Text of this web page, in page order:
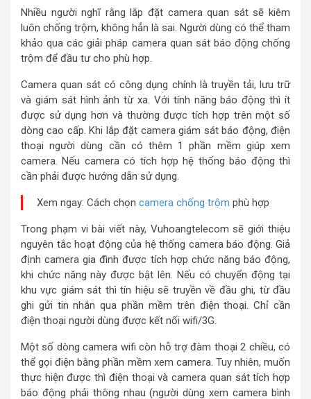
Nhiều người nghĩ rằng lắp đặt camera quan sát sẽ kiêm
luôn chống trộm, không hẳn là sai. Người dùng có thể tham
khảo qua các giải pháp camera quan sát báo động chống
trộm để đầu tư cho phù hợp.
Camera quan sát có công dụng chính là truyền tải, lưu trữ
và giám sát hình ảnh từ xa. Với tính năng báo động thì ít
được sử dụng hơn và thường được tích hợp trên một số
dòng cao cấp. Khi lắp đặt camera giám sát báo động, điện
thoại người dùng cần có thêm 1 phần mềm giúp xem
camera. Nếu camera có tích hợp hệ thống báo động thì
cần phải được hướng dẫn sử dụng.
Xem ngay: Cách chọn camera chống trộm phù hợp
Trong phạm vi bài viết này, Vuhoangtelecom sẽ giới thiệu
nguyên tắc hoạt động của hệ thống camera báo động. Giả
định camera gia đình được tích hợp chức năng báo động,
khi chức năng này được bật lên. Nếu có chuyển động tại
khu vực giám sát thì tín hiệu sẽ truyền về đầu ghi, từ đầu
ghi gửi tin nhắn qua phần mềm trên điện thoại. Chỉ cần
điện thoại người dùng được kết nối wifi/3G.
Một số dòng camera wifi còn hỗ trợ đàm thoại 2 chiều, có
thể gọi điện bằng phần mềm xem camera. Tuy nhiên, muốn
thực hiện được thì điện thoại và camera quan sát tích hợp
báo động phải thông nhau (người dùng xem camera bình